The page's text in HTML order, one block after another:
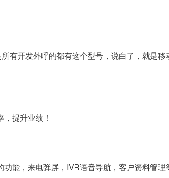
有开发外呼的都有这个型号，说白了，就是
提升业绩！
能，来电弹屏，IVR语音导航，客户资料管